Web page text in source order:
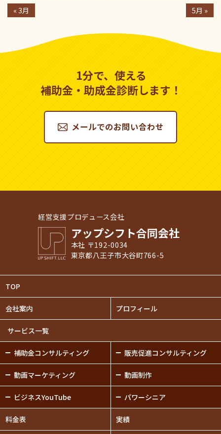
« 3月 5月 »
1分で、使える
補助金・助成金診断します！
メールでのお問い合わせ
経営支援プロデュース会社
アップシフト合同会社
本社 〒192-0034
東京都八王子市大谷町766-5
TOP
会社案内 プロフィール
サービス一覧
補助金コンサルティング 販売促進コンサルティング
動画マーケティング 動画制作
ビジネスYouTube パワーシニア
料金表 実績